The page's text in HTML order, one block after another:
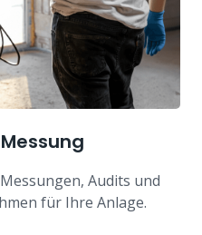
Audits und
für Ihre Anlage.